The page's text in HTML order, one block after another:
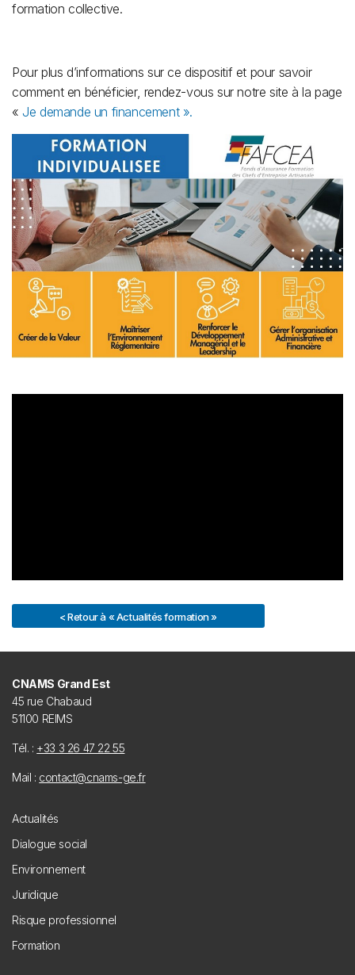
formation collective.
Pour plus d’informations sur ce dispositif et pour savoir
comment en bénéficier, rendez-vous sur notre site à la page
«Je demande un financement ».
< Retour à « Actualités formation »
CNAMS Grand Est
45 rue Chabaud
51100 REIMS
Tél. : +33 3 26 47 22 55
Mail : contact@cnams-ge.fr
Footer
Actualités
Dialogue social
Environnement
Juridique
Risque professionnel
Formation